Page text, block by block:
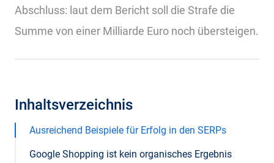
Abschluss: laut dem Bericht soll die Strafe die
Summe von einer Milliarde Euro noch übersteigen.
Inhaltsverzeichnis
Ausreichend Beispiele für Erfolg in den SERPs
Google Shopping ist kein organisches Ergebnis